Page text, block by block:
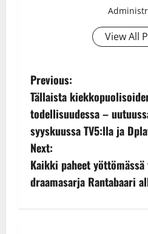
View All
P
o
s
t
n
Previous:
Tällaista
todellisuudessa –
syyskuussa TV5:lla ja
Next:
Kaikki paheet
draamasarja Rantabaari